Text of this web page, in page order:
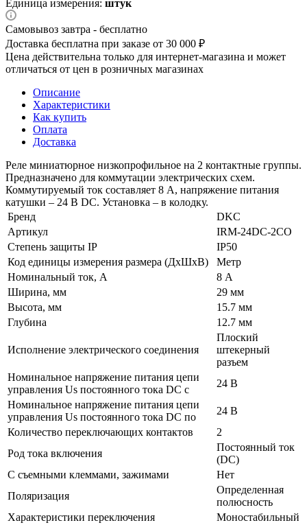
Единица измерения: штук
Самовывоз завтра - бесплатно
Доставка бесплатна при заказе от 30 000 ₽
Цена действительна только для интернет-магазина и может
отличаться от цен в розничных магазинах
Описание
Характеристики
Как купить
Оплата
Доставка
Реле миниатюрное низкопрофильное на 2 контактные группы.
Предназначено для коммутации электрических схем.
Коммутируемый ток составляет 8 А, напряжение питания
катушки – 24 В DС. Установка – в колодку.
Бренд
DKC
Артикул
IRM-24DC-2CO
Степень защиты IP
IP50
Код единицы измерения размера (ДхШхВ)
Метр
Номинальный ток, А
8 А
Ширина, мм
29 мм
Высота, мм
15.7 мм
Глубина
12.7 мм
Исполнение электрического соединения
Плоский
штекерный
разъем
Номинальное напряжение питания цепи
управления Us постоянного тока DC с
24 В
Номинальное напряжение питания цепи
управления Us постоянного тока DC по
24 В
Количество переключающих контактов
2
Род тока включения
Постоянный ток
(DC)
С съемными клеммами, зажимами
Нет
Поляризация
Определенная
полюсность
Характеристики переключения
Моностабильный